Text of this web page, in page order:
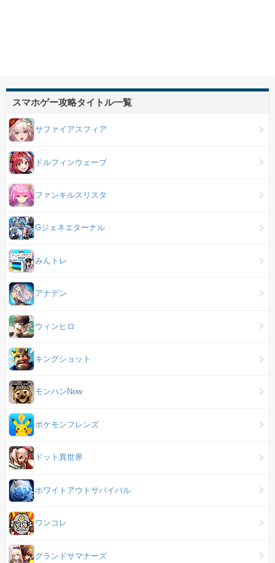
スマホゲー攻略タイトル一覧
サファイアスフィア
ドルフィンウェーブ
ファンキルスリスタ
Gジェネエターナル
みんトレ
アナデン
ウィンヒロ
キングショット
モンハンNow
ポケモンフレンズ
ドット異世界
ホワイトアウトサバイバル
ワンコレ
グランドサマナーズ